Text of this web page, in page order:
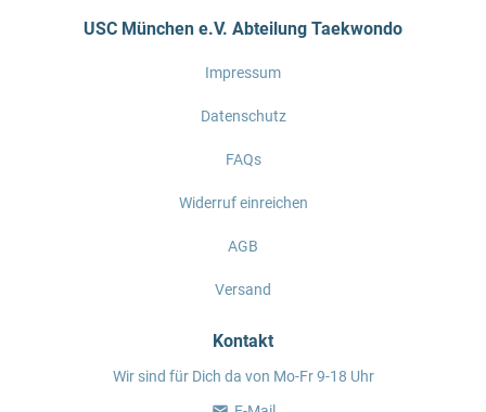
USC München e.V. Abteilung Taekwondo
Impressum
Datenschutz
FAQs
Widerruf einreichen
AGB
Versand
Kontakt
Wir sind für Dich da von Mo-Fr 9-18 Uhr